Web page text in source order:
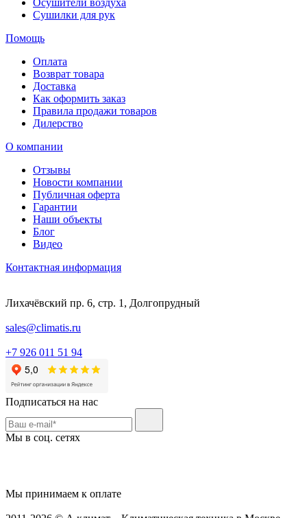
Осушители воздуха
Сушилки для рук
Помощь
Оплата
Возврат товара
Доставка
Как оформить заказ
Правила продажи товаров
Дилерство
О компании
Отзывы
Новости компании
Публичная оферта
Гарантии
Наши объекты
Блог
Видео
Контактная информация
Лихачёвский пр. 6, стр. 1, Долгопрудный
sales@climatis.ru
+7 926 011 51 94
Подписаться на нас
Мы в соц. сетях
Мы принимаем к оплате